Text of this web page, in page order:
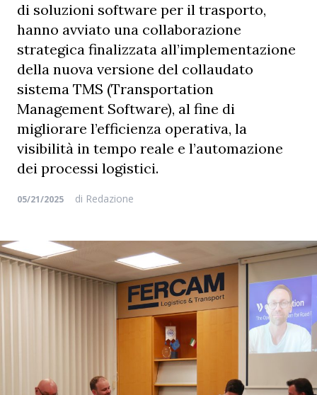
di soluzioni software per il trasporto,
hanno avviato una collaborazione
strategica finalizzata all’implementazione
della nuova versione del collaudato
sistema TMS (Transportation
Management Software), al fine di
migliorare l’efficienza operativa, la
visibilità in tempo reale e l’automazione
dei processi logistici.
05/21/2025 di Redazione